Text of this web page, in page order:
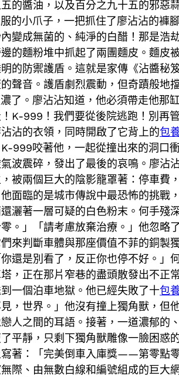
的醬油，以及百分之九十五的邪惡
的小爪子，一把抓住了廖沾沾的褲
變成無菌的、純淨的白醋！那是
的麵粉堆中抓起了兩團麵皮。麵皮
的防禦護盾。這就是家傳《沾醬
聲音。護盾劇烈震動，但奇蹟般地
了。廖沾沾知道，他必須帶走他那
K-999！我們要從後院逃跑！別再
沾的衣領，同時開啟了它背上的包
999咬著他，一起從撞出來的洞口
波震碎，發出了最後的哀鳴。廖沾
被兩個巨大的陰影籠罩著：停車費
面臨的是城市傳說中最恐怖的挑戰
灑著一層可疑的白色粉末。何手殘
。」「請考慮放棄治療。」他忽
來判斷車體與那座價值不菲的銅製
還是別看了，反正你也停不好。」
，正在那片窄巷的盡頭散發出不正
一個泊車地獄。他已經失敗了十包
，世界。」他沒有撞上獨角獸，但
人之間的耳語。接著，一道濃郁
平靜，只剩下獨角獸雕像一臉困
著：「完美倒車入庫獎——第零點
際、由無數白線和編號組成的巨